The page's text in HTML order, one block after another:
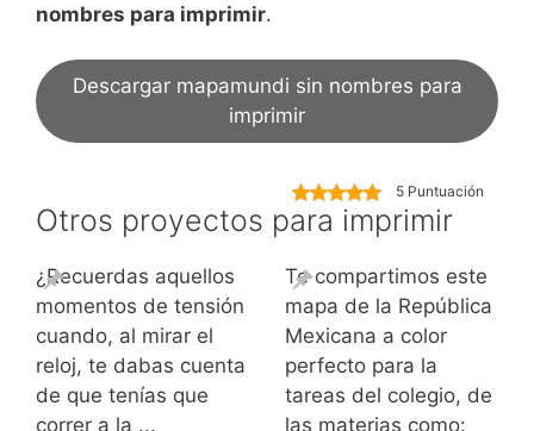
nombres para imprimir.
Descargar mapamundi sin nombres para
imprimir
5 Puntuación
Otros proyectos para imprimir
¿Recuerdas aquellos
momentos de tensión
cuando, al mirar el
reloj, te dabas cuenta
de que tenías que
correr a la ...
Te compartimos este
mapa de la República
Mexicana a color
perfecto para la
tareas del colegio, de
las materias como: